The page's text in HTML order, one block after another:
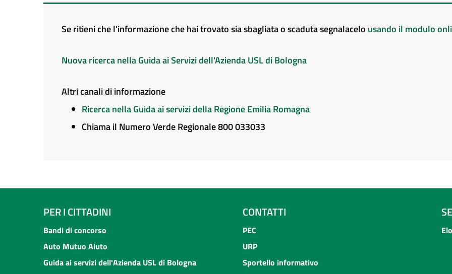
Se ritieni che l'informazione che hai trovato sia sbagliata o scaduta segnalacelo usando il modulo
Nuova ricerca nella Guida ai Servizi dell'Azienda USL di Bologna
Altri canali di informazione
Ricerca nella Guida ai servizi della Regione Emilia Romagna
Chiama il Numero Verde Regionale 800 033033
PER I CITTADINI
Bandi di concorso
Auto Mutuo Aiuto
Guida ai servizi dell'Azienda USL di Bologna
CONTATTI
PEC
URP
Sportello informativo